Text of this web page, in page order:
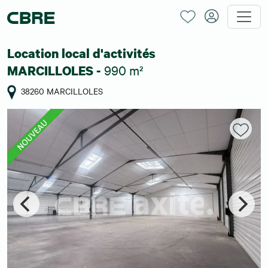
Location local d'activités
MARCILLOLES - 990 m²
38260 MARCILLOLES